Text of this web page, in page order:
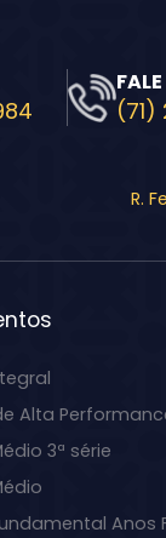
(71)
R.
Alta
3ª série
Anos